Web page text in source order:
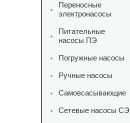
Переносные
электронасосы
Питательные
насосы ПЭ
Погружные насосы
Ручные насосы
Самовсасывающие
Сетевые насосы СЭ